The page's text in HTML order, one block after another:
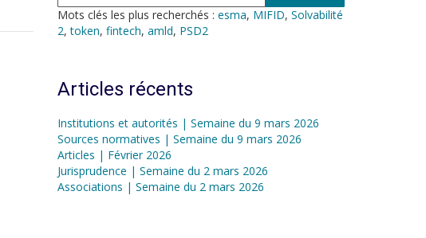
Mots clés les plus recherchés : esma, MIFID, Solvabilité
2,token, fintech, amld, PSD2
Articles récents
Institutions et autorités | Semaine du 9 mars 2026
Sources normatives | Semaine du 9 mars 2026
Articles | Février 2026
Jurisprudence | Semaine du 2 mars 2026
Associations | Semaine du 2 mars 2026